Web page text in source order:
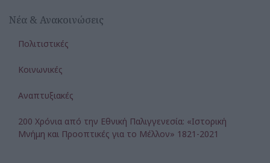
Νέα & Ανακοινώσεις
Πολιτιστικές
Κοινωνικές
Αναπτυξιακές
200 Χρόνια από την Εθνική Παλιγγενεσία: «Ιστορική
Μνήμη και Προοπτικές για το Μέλλον» 1821-2021